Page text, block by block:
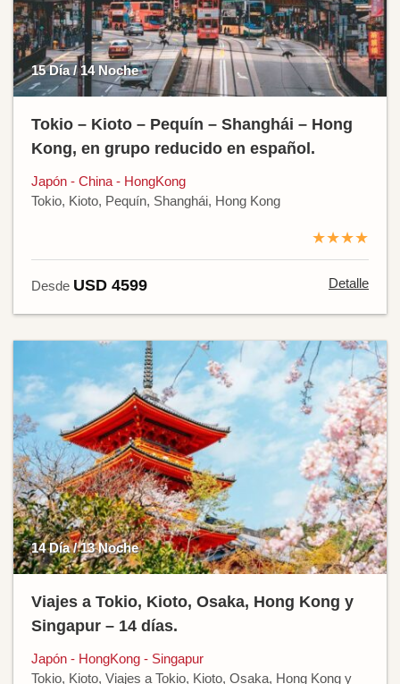
15 Día / 14 Noche
Tokio – Kioto – Pequín – Shanghái – Hong
Kong, en grupo reducido en español.
Japón - China - HongKong
Tokio, Kioto, Pequín, Shanghái, Hong Kong
★★★★
Desde USD 4599 Detalle
14 Día / 13 Noche
Viajes a Tokio, Kioto, Osaka, Hong Kong y
Singapur – 14 días.
Japón - HongKong - Singapur
Tokio, Kioto, Viajes a Tokio, Kioto, Osaka, Hong Kong y